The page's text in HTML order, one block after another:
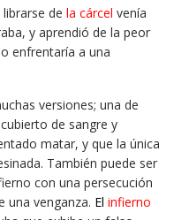
de la cárcel venía
y aprendió de la peor
enfrentaría a una
versiones; una de
de sangre y
matar, y que la única
También puede ser
con una persecución
una venganza. El infierno